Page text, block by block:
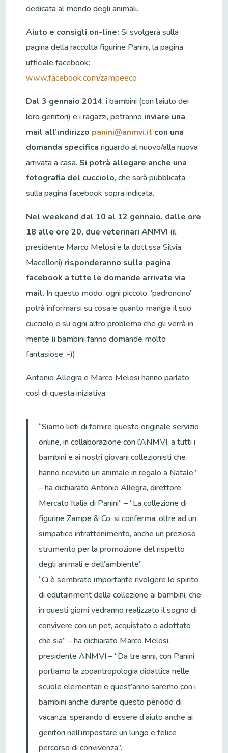
dedicata al mondo degli animali.
Aiuto e consigli on-line:Si svolgerà sulla
pagina della raccolta figurine Panini, la pagina
ufficiale facebook:
www.facebook.com/zampeeco
Dal 3 gennaio 2014, i bambini (con l’aiuto dei
loro genitori) e i ragazzi, potranno inviare una
mail all’indirizzo panini@anmvi.it con una
domanda specifica riguardo al nuovo/alla nuova
arrivata a casa. Si potrà allegare anche una
fotografia del cucciolo, che sarà pubblicata
sulla pagina facebook sopra indicata.
Nel weekend dal 10 al 12 gennaio, dalle ore
18 alle ore 20, due veterinari ANMVI (il
presidente Marco Melosi e la dott.ssa Silvia
Macelloni) risponderanno sulla pagina
facebook a tutte le domande arrivate via
mail. In questo modo, ogni piccolo “padroncino”
potrà informarsi su cosa e quanto mangia il suo
cucciolo e su ogni altro problema che gli verrà in
mente (i bambini fanno domande molto
fantasiose :-))
Antonio Allegra e Marco Melosi hanno parlato
così di questa iniziativa:
“Siamo lieti di fornire questo originale servizio
online, in collaborazione con l’ANMVI, a tutti i
bambini e ai nostri giovani collezionisti che
hanno ricevuto un animale in regalo a Natale”
– ha dichiarato Antonio Allegra, direttore
Mercato Italia di Panini“ – “La collezione di
figurine Zampe & Co. si conferma, oltre ad un
simpatico intrattenimento, anche un prezioso
strumento per la promozione del rispetto
degli animali e dell’ambiente”.
“Ci è sembrato importante rivolgere lo spirito
di edutainment della collezione ai bambini, che
in questi giorni vedranno realizzato il sogno di
convivere con un pet, acquistato o adottato
che sia” – ha dichiarato Marco Melosi,
presidente ANMVI – “Da tre anni, con Panini
portiamo la zooantropologia didattica nelle
scuole elementari e quest’anno saremo con i
bambini anche durante questo periodo di
vacanza, sperando di essere d’aiuto anche ai
genitori nell’impostare un lungo e felice
percorso di convivenza”.